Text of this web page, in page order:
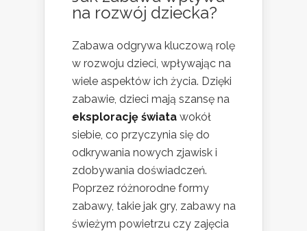
na rozwój dziecka?
Zabawa odgrywa kluczową rolę
w rozwoju dzieci, wpływając na
wiele aspektów ich życia. Dzięki
zabawie, dzieci mają szansę na
eksplorację świata wokół
siebie, co przyczynia się do
odkrywania nowych zjawisk i
zdobywania doświadczeń.
Poprzez różnorodne formy
zabawy, takie jak gry, zabawy na
świeżym powietrzu czy zajęcia